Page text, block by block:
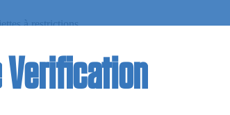
Verification
à restrictions.
à la consommation ».
restrictions.